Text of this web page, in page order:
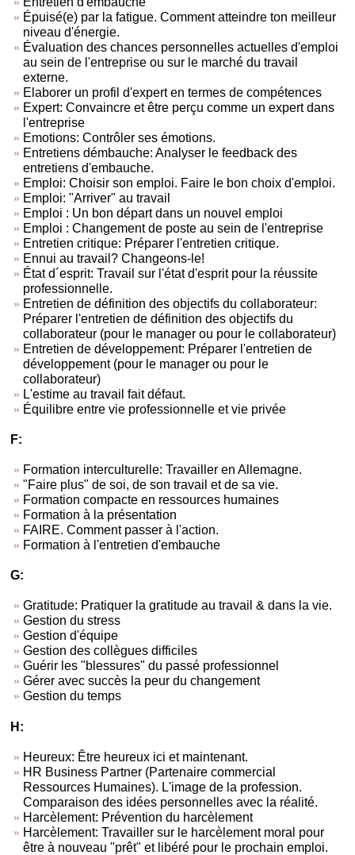
Épuisé(e) par la fatigue. Comment atteindre ton meilleur
niveau d'énergie.
Évaluation des chances personnelles actuelles d'emploi
au sein de l'entreprise ou sur le marché du travail
externe.
Elaborer un profil d'expert en termes de compétences
Expert: Convaincre et être perçu comme un expert dans
l'entreprise
Emotions: Contrôler ses émotions.
Entretiens démbauche: Analyser le feedback des
entretiens d'embauche.
Emploi: Choisir son emploi. Faire le bon choix d'emploi.
Emploi: "Arriver" au travail
Emploi : Un bon départ dans un nouvel emploi
Emploi : Changement de poste au sein de l'entreprise
Entretien critique: Préparer l'entretien critique.
Ennui au travail? Changeons-le!
État d´esprit: Travail sur l'état d'esprit pour la réussite
professionnelle.
Entretien de définition des objectifs du collaborateur:
Préparer l'entretien de définition des objectifs du
collaborateur (pour le manager ou pour le collaborateur)
Entretien de développement: Préparer l'entretien de
développement (pour le manager ou pour le
collaborateur)
L'estime au travail fait défaut.
Équilibre entre vie professionnelle et vie privée
F:
Formation interculturelle: Travailler en Allemagne.
"Faire plus" de soi, de son travail et de sa vie.
Formation compacte en ressources humaines
Formation à la présentation
FAIRE. Comment passer à l'action.
Formation à l'entretien d'embauche
G:
Gratitude: Pratiquer la gratitude au travail & dans la vie.
Gestion du stress
Gestion d'équipe
Gestion des collègues difficiles
Guérir les "blessures" du passé professionnel
Gérer avec succès la peur du changement
Gestion du temps
H:
Heureux: Être heureux ici et maintenant.
HR Business Partner (Partenaire commercial
Ressources Humaines). L'image de la profession.
Comparaison des idées personnelles avec la réalité.
Harcèlement: Prévention du harcèlement
Harcèlement: Travailler sur le harcèlement moral pour
être à nouveau "prêt" et libéré pour le prochain emploi.